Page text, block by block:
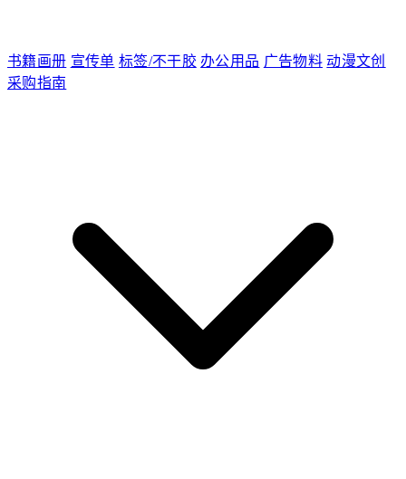
书籍画册 宣传单 标签/不干胶 办公用品 广告物料 动漫文创
采购指南